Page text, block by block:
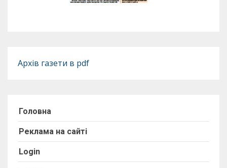
Архів газети в pdf
Головна
Реклама на сайті
Login